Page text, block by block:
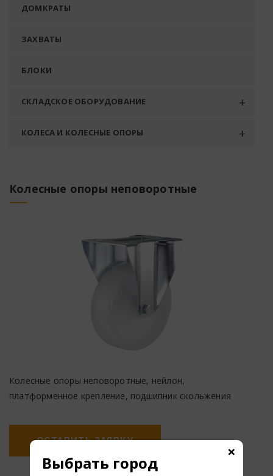
ДОМКРАТЫ
ЗАХВАТЫ
БЛОКИ
СКЛАДСКОЕ ОБОРУДОВАНИЕ
КОЛЕСА И КОЛЕСНЫЕ ОПОРЫ
Колесные опоры неповоротные
Колесные опоры неповоротные, нейлон,
платформенное крепление, подшипник скольжения
ОСТАВИТЬ ЗАЯВКУ
Выбрать город
×